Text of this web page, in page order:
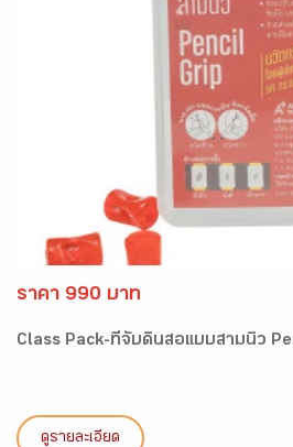
ราคา 990 บาท
Class Pack-ที่จับดินสอแบบสามนิ้ว
ดูรายละเอียด